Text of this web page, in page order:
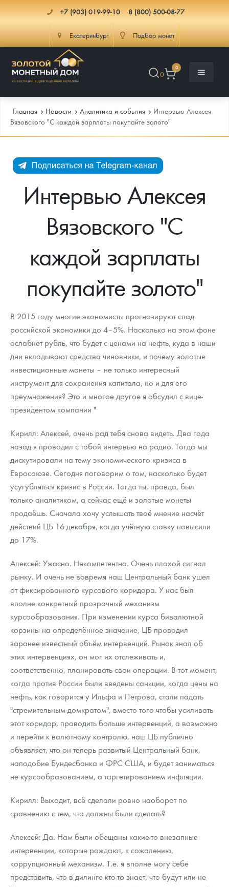
+7 (903) 019-99-10 8 (800) 500-08-77
Екатеринбург Подбор монет
0
0
Каталог Монет
Инвестиционные монеты
Монеты Царской России
Монеты стран мира после 1950г
Георгий Победоносец
Аксессуары
Гарри Поттер
Год Лошади
Флот: ледоколы и корабли
Ювелирные изделия
Русская нумизматика
Золотая карманная галерея
Наборы подарочных и коллекционных монет
Монеты и жетоны из недрагоценных металлов
Инфо
Как сделать заказ
Гарантии
Памятка для работы с монетами из драгметаллов
Условия возврата
Монеты
Политика конфиденциальности
Положение по обработке и защите персональных данных
Доставка
Информация
Распродажа монет и жетонов
Аналитика и события
Итоги 2025 года. Прогноз курсов золота, серебра, платины на
Котировки
Скупка слитков
Наши преимущества
Пресс-служба
Главная Новости Аналитика и события
Интервью Алексея
Вязовского "С каждой зарплаты покупайте золото"
Интервью Алексея
Вязовского "С
каждой зарплаты
покупайте золото"
В 2015 году многие экономисты прогнозируют спад
российской экономики до 4–5%. Насколько на этом фоне
ослабнет рубль, что будет с ценами на нефть, куда в наши
дни вкладывают средства чиновники, и почему золотые
инвестиционные монеты – не только интересный
инструмент для сохранения капитала, но и для его
преумножения? Это и многое другое я обсудил с вице-
президентом компании "
Кирилл: Алексей, очень рад тебя снова видеть. Два года
назад я проводил с тобой интервью на радио. Тогда мы
дискутировали на тему экономического кризиса в
Евросоюзе. Сегодня поговорим о том, насколько будет
усугубляться кризис в России. Тогда ты, правда, был
только аналитиком, а сейчас ещё и золотые монеты
продаёшь. Сначала хочу услышать твоё мнение насчёт
действий ЦБ 16 декабря, когда учётную ставку повысили
до 17%.
Алексей: Ужасно. Некомпетентно. Очень плохой сигнал
рынку. И очень не вовремя наш Центральный банк ушел
от фиксированного курсового коридора. У нас был
вполне конкретный прозрачный механизм
курсообразования. При изменении курса бивалютной
корзины на определённое значение, ЦБ проводил
заранее известный объём интервенций. Рынок знал об
этих интервенциях, он мог их отслеживать и,
соответственно, планировать свои операции. В тот момент,
когда против России были введены санкции, когда цены на
нефть, как говорится у Ильфа и Петрова, стали падать
"стремительным домкратом", вместо того чтобы усиливать
этот коридор, проводить больше интервенций, а возможно
и перейти к валютному контролю, наш ЦБ публично
объявляет, что он теперь развитый Центральный банк,
наподобие Бундесбанка и ФРС США, и будет заниматься
не курсообразованием, а таргетированием инфляции.
Кирилл: Выходит, всё сделали ровно наоборот по
сравнению с тем, что должны были сделать?
Алексей: Да. Нам были обещаны какие-то внезапные
интервенции, которые рождают, к сожалению,
коррупционный механизм. Т.е. я вполне могу себе
представить, что в дилинге кто-то знает, что будут или не